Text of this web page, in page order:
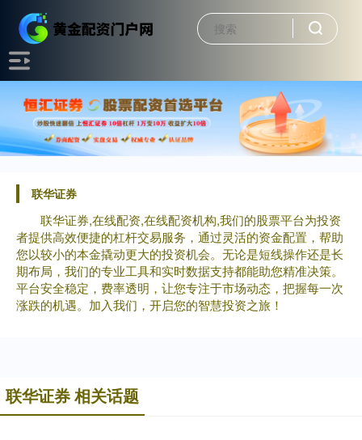
联华证券
联华证券,在线配资,在线配资机构,我们的股票平台为投资
者提供高效便捷的杠杆交易服务，通过灵活的资金配置，帮助
您以较小的本金撬动更大的投资机会。无论是短线操作还是长
期布局，我们的专业工具和实时数据支持都能助您精准决策。
平台安全稳定，费率透明，让您专注于市场动态，把握每一次
涨跌的机遇。加入我们，开启您的智慧投资之旅！
联华证券 相关话题